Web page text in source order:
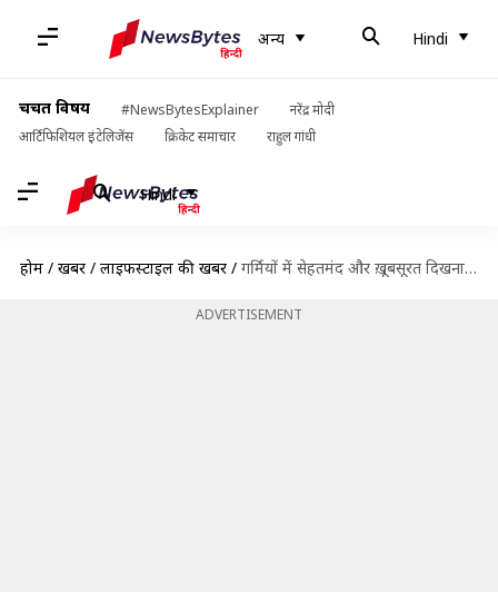
अन्य Hindi
चर्चित विषय #NewsBytesExplainer
नरेंद्र मोदी
आर्टिफिशियल इंटेलिजेंस
क्रिकेट समाचार राहुल गांधी
Hindi
होम / खबरें / लाइफस्टाइल की खबरें / गर्मियों में सेहतमंद और ख़ूबसूरत दिखना चाहते हैं तो करें चुकंदर का सेवन, मिलेंगे ये फ़ायदे
ADVERTISEMENT